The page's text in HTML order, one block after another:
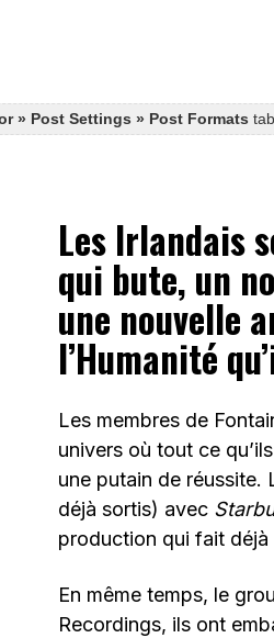
» Post Settings » Post Formats
Les Irlandais
qui bute, un
une nouvelle
l’Humanité
Les membres de
univers où tout ce
une putain de réussite.
déjà sortis) avec
production qui fait déjà
En même temps, le
Recordings, ils ont